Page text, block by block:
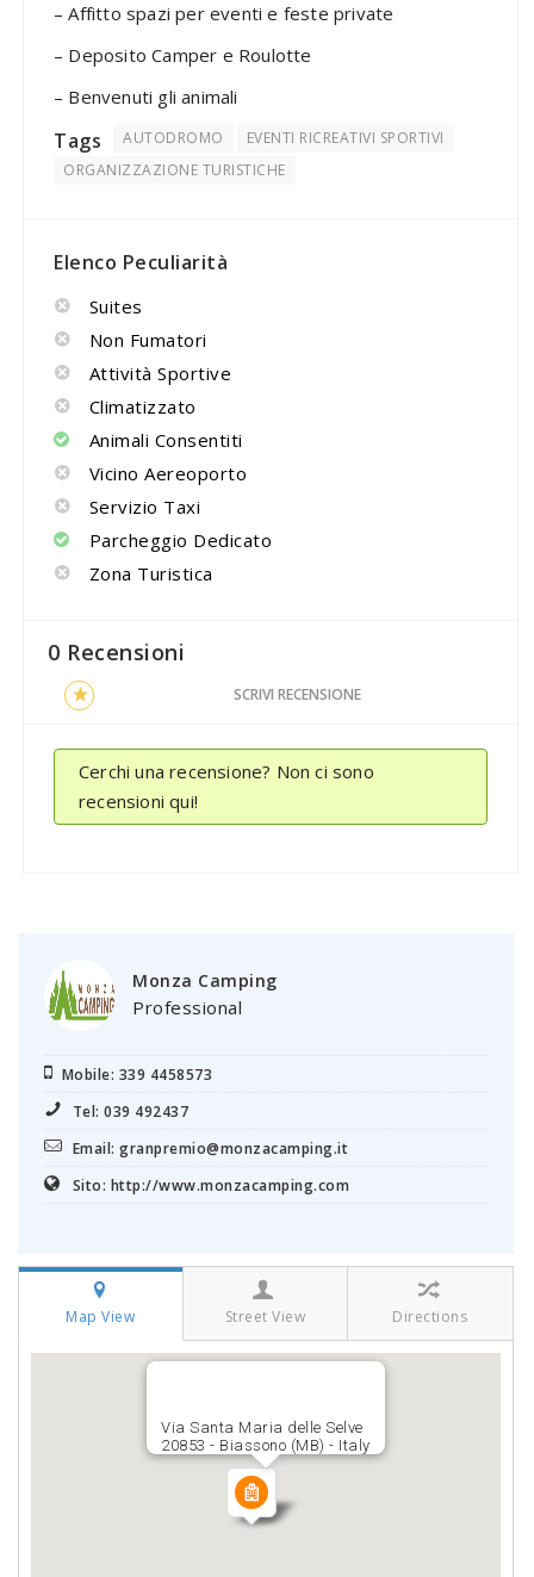
– Affitto spazi per eventi e feste private
– Deposito Camper e Roulotte
– Benvenuti gli animali
Tags AUTODROMO
EVENTI RICREATIVI SPORTIVI
ORGANIZZAZIONE TURISTICHE
Elenco Peculiarità
Suites
Non Fumatori
Attività Sportive
Climatizzato
Animali Consentiti
Vicino Aereoporto
Servizio Taxi
Parcheggio Dedicato
Zona Turistica
0 Recensioni
SCRIVI RECENSIONE
Cerchi una recensione? Non ci sono
recensioni qui!
Monza Camping
Professional
Mobile: 339 4458573
Tel: 039 492437
Email: granpremio@monzacamping.it
Sito: http://www.monzacamping.com
Map View Street View Directions
Via Santa Maria delle Selve
20853 - Biassono (MB) - Italy